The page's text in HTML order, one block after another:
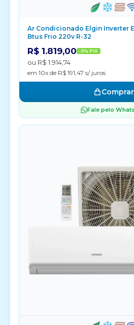
Ar Condicionado Elgin Inverter
Btus Frio 220v R-32
R$ 1.819,00 -5% PIX
ou R$ 1.914,74
em 10x de R$ 191,47 s/ juros
Comprar
Fale pelo